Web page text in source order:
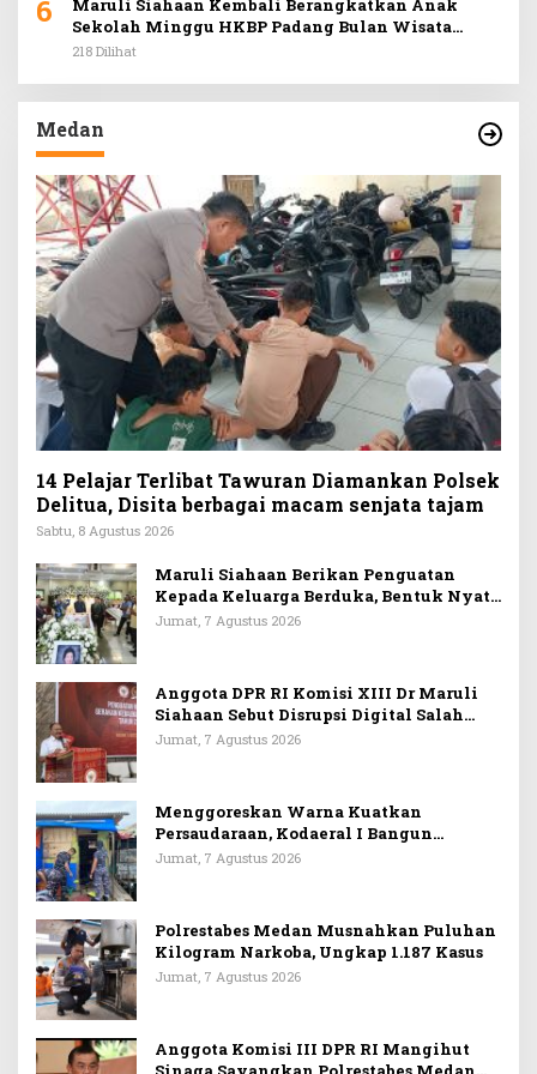
6
Maruli Siahaan Kembali Berangkatkan Anak
Sekolah Minggu HKBP Padang Bulan Wisata
Rohani ke Hill Park
218 Dilihat
Medan
14 Pelajar Terlibat Tawuran Diamankan Polsek
Delitua, Disita berbagai macam senjata tajam
Sabtu, 8 Agustus 2026
Maruli Siahaan Berikan Penguatan
Kepada Keluarga Berduka, Bentuk Nyata
Arti Persahabatan
Jumat, 7 Agustus 2026
Anggota DPR RI Komisi XIII Dr Maruli
Siahaan Sebut Disrupsi Digital Salah
Satu Tantangan Dalam Memperkuat
Jumat, 7 Agustus 2026
Menggoreskan Warna Kuatkan
Persaudaraan, Kodaeral I Bangun
Kedekatan Dengan Masyarakat Pesisir
Jumat, 7 Agustus 2026
Polrestabes Medan Musnahkan Puluhan
Kilogram Narkoba, Ungkap 1.187 Kasus
Jumat, 7 Agustus 2026
Anggota Komisi III DPR RI Mangihut